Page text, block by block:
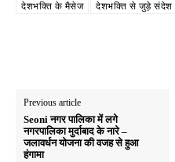
देशभक्ति के मैसेज
देशभक्ति से जुड़े संदेश
Previous article
Seoni नगर पालिका में लगे
नगरपालिका मुर्दाबाद के नारे –
जलावर्धन योजना की वजह से हुआ
हंगामा